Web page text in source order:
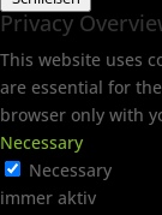
Privacy
This website uses
are essential for
browser only with
Necessary
Necessary
immer aktiv